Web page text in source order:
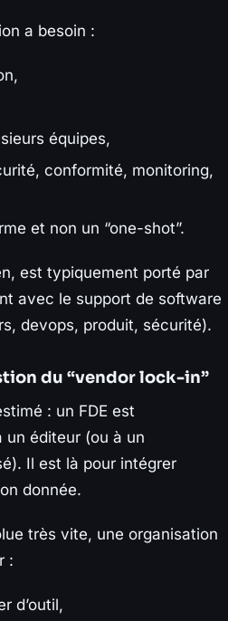
a besoin :
équipes,
conformité, monitoring,
et non un “one-shot”.
est typiquement porté par
avec le support de software
devops, produit, sécurité).
du “vendor lock-in”
: un FDE est
éditeur (ou à un
Il est là pour intégrer
donnée.
très vite, une organisation
:
d’outil,